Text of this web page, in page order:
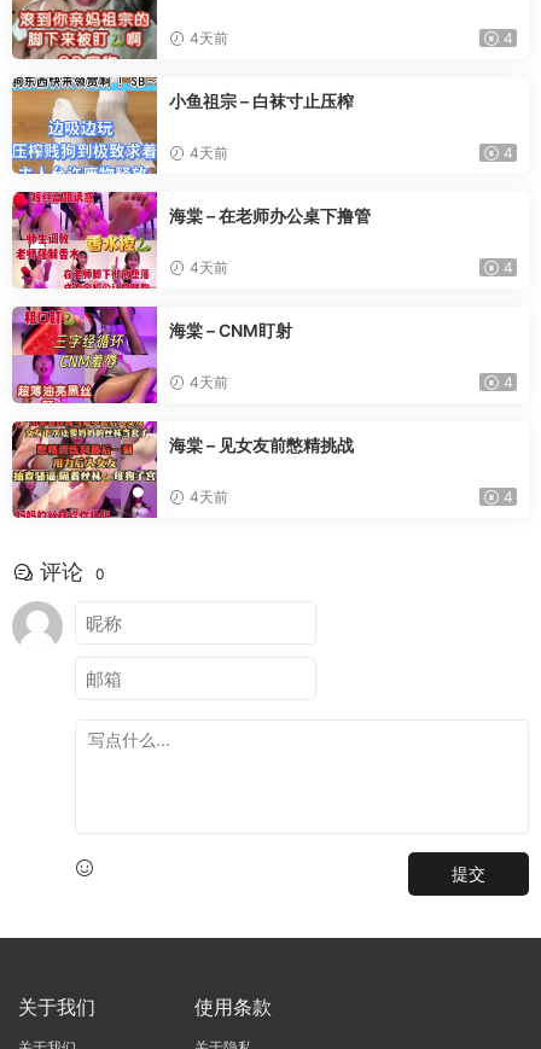
4天前 4
小鱼祖宗 – 白袜寸止压榨
4天前 4
海棠 – 在老师办公桌下撸管
4天前 4
海棠 – CNM盯射
4天前 4
海棠 – 见女友前憋精挑战
4天前 4
评论 0
提交
关于我们 使用条款